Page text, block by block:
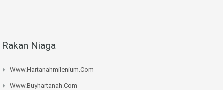
Rakan Niaga
Www.hartanahmilenium.com
Www.buyhartanah.com